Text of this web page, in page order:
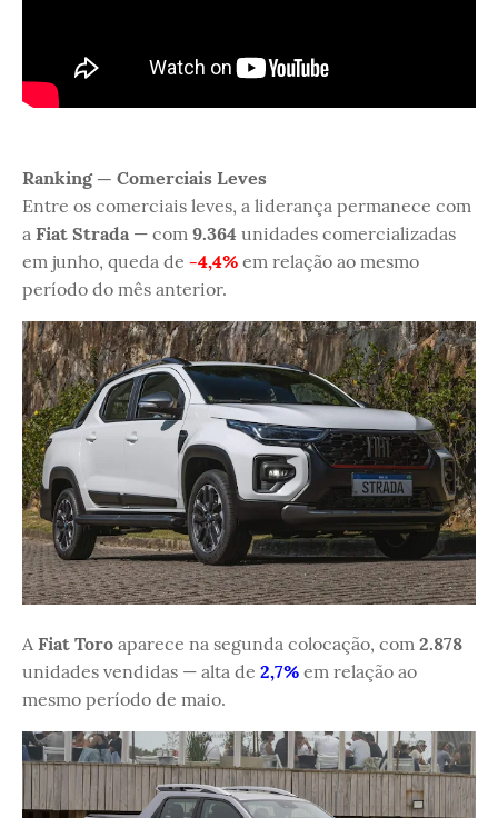
Ranking — Comerciais Leves
Entre os comerciais leves, a liderança permanece com
a Fiat Strada — com 9.364 unidades comercializadas
em junho, queda de -4,4% em relação ao mesmo
período do mês anterior.
A Fiat Toro aparece na segunda colocação, com 2.878
unidades vendidas — alta de 2,7% em relação ao
mesmo período de maio.